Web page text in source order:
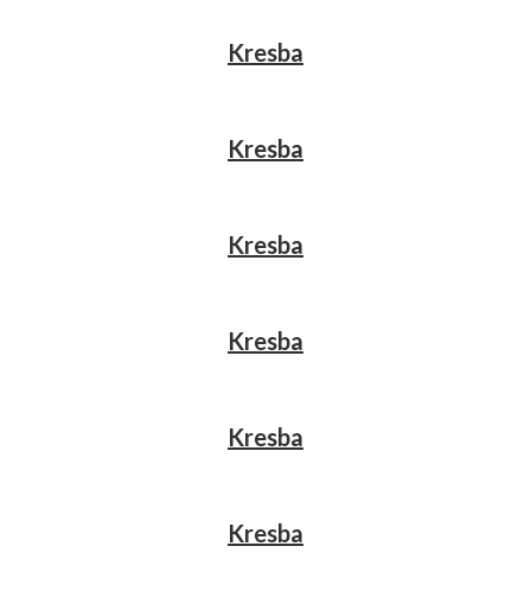
Kresba
Kresba
Kresba
Kresba
Kresba
Kresba